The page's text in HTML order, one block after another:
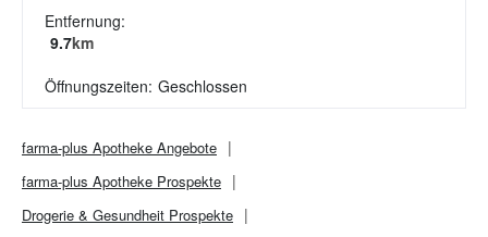
Entfernung:
9.7km
Öffnungszeiten: Geschlossen
farma-plus Apotheke Angebote
farma-plus Apotheke Prospekte
Drogerie & Gesundheit Prospekte